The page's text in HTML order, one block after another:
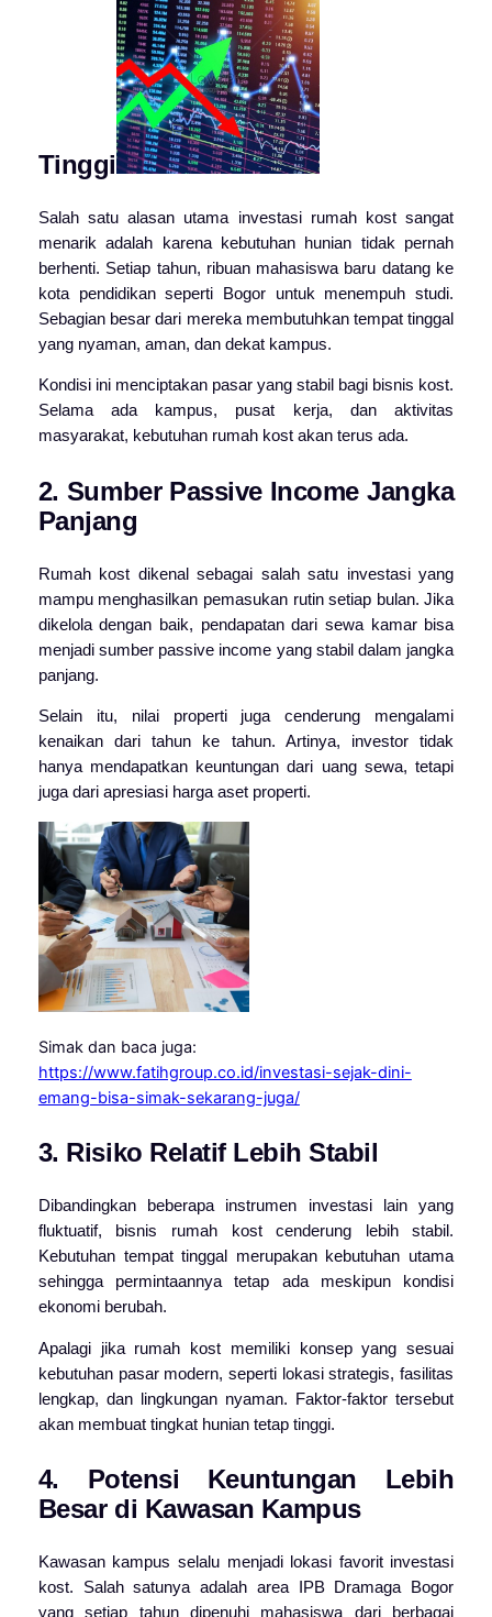
Tinggi
Salah satu alasan utama investasi rumah kost sangat
menarik adalah karena kebutuhan hunian tidak pernah
berhenti. Setiap tahun, ribuan mahasiswa baru datang ke
kota pendidikan seperti Bogor untuk menempuh studi.
Sebagian besar dari mereka membutuhkan tempat tinggal
yang nyaman, aman, dan dekat kampus.
Kondisi ini menciptakan pasar yang stabil bagi bisnis kost.
Selama ada kampus, pusat kerja, dan aktivitas
masyarakat, kebutuhan rumah kost akan terus ada.
2. Sumber Passive Income Jangka
Panjang
Rumah kost dikenal sebagai salah satu investasi yang
mampu menghasilkan pemasukan rutin setiap bulan. Jika
dikelola dengan baik, pendapatan dari sewa kamar bisa
menjadi sumber passive income yang stabil dalam jangka
panjang.
Selain itu, nilai properti juga cenderung mengalami
kenaikan dari tahun ke tahun. Artinya, investor tidak
hanya mendapatkan keuntungan dari uang sewa, tetapi
juga dari apresiasi harga aset properti.
Simak dan baca juga:
https://www.fatihgroup.co.id/investasi-sejak-dini-
emang-bisa-simak-sekarang-juga/
3. Risiko Relatif Lebih Stabil
Dibandingkan beberapa instrumen investasi lain yang
fluktuatif, bisnis rumah kost cenderung lebih stabil.
Kebutuhan tempat tinggal merupakan kebutuhan utama
sehingga permintaannya tetap ada meskipun kondisi
ekonomi berubah.
Apalagi jika rumah kost memiliki konsep yang sesuai
kebutuhan pasar modern, seperti lokasi strategis, fasilitas
lengkap, dan lingkungan nyaman. Faktor-faktor tersebut
akan membuat tingkat hunian tetap tinggi.
4. Potensi Keuntungan Lebih
Besar di Kawasan Kampus
Kawasan kampus selalu menjadi lokasi favorit investasi
kost. Salah satunya adalah area IPB Dramaga Bogor
yang setiap tahun dipenuhi mahasiswa dari berbagai